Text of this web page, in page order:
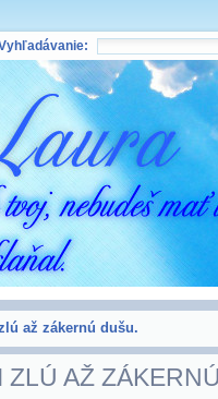
až zákernú dušu.
ZLÚ AŽ